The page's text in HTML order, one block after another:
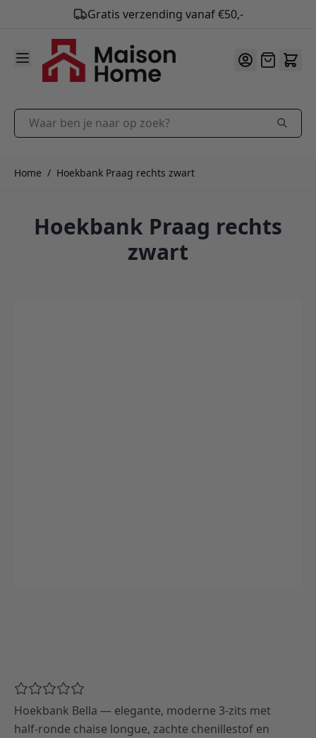
Gratis verzending vanaf €50,-
9.9/10
Ga naar de inhoud
Offerte
Waar ben je naar op zoek?
Home / Hoekbank Praag rechts zwart
Hoekbank Praag rechts
zwart
Hoekbank Bella — elegante, moderne 3‑zits met
half‑ronde chaise longue, zachte chenillestof en